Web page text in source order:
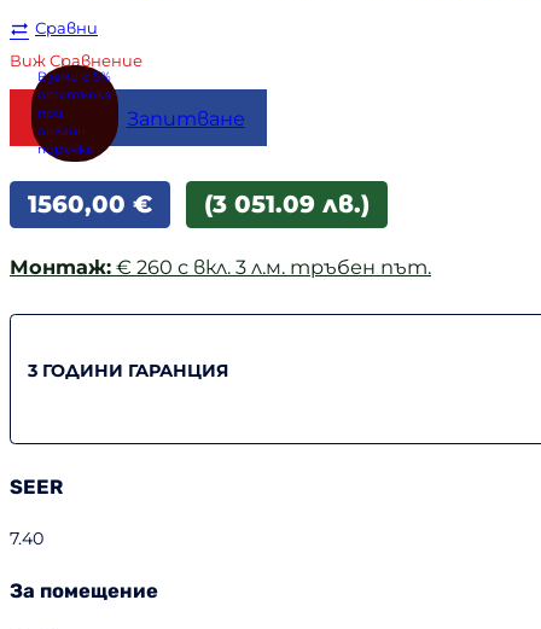
Сравни
Виж Сравнение
Купи Запитване
1560,00 € (3 051.09 лв.)
Монтаж: € 260 с вкл. 3 л.м. тръбен път.
3 ГОДИНИ ГАРАНЦИЯ
SEER
7.40
За помещение